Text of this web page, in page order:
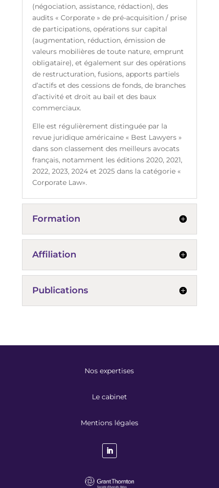
(négociation, assistance, rédaction), des
audits « Corporate » de pré-acquisition / prise
de participations, opérations sur capital
(augmentation, réduction, émission de
valeurs mobilières de toute nature, emprunt
obligataire), et également sur des opérations
de restructuration, fusions, apports partiels
d’actifs et des cessions de fonds, de branches
d’activité et droit au bail et des baux
commerciaux.
Elle est régulièrement distinguée par la
revue juridique américaine « Best Lawyers »
dans son classement des meilleurs avocats
français, notamment les éditions 2020, 2021,
2022, 2023, 2024 et 2025 dans la catégorie «
Corporate Law».
Formation
Affiliation
Publications
Nos expertises
Le cabinet
Mentions légales